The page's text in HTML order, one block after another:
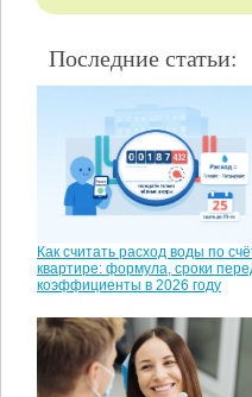
Последние статьи:
Как считать расход воды по
квартире: формула, сроки
коэффициенты в 2026 году